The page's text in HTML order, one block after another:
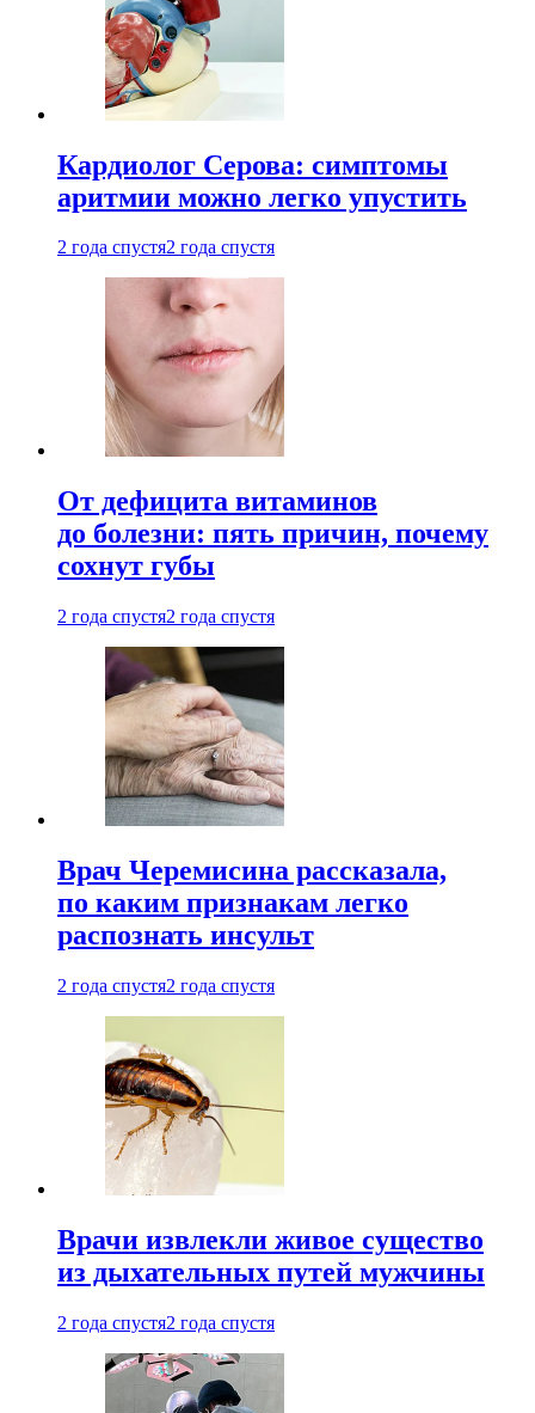
Кардиолог Серова: симптомы
аритмии можно легко упустить
2 года спустя2 года спустя
От дефицита витаминов
до болезни: пять причин, почему
сохнут губы
2 года спустя2 года спустя
Врач Черемисина рассказала,
по каким признакам легко
распознать инсульт
2 года спустя2 года спустя
Врачи извлекли живое существо
из дыхательных путей мужчины
2 года спустя2 года спустя